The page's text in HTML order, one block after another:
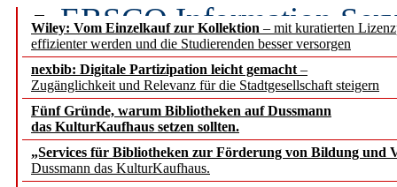
Wiley: Vom Einzelkauf zur Kollektion – mit kuratierten
effizienter werden und die Studierenden besser versorgen
nexbib: Digitale Partizipation leicht gemacht –
Zugänglichkeit und Relevanz für die Stadtgesellschaft steigern
Fünf Gründe, warum Bibliotheken auf Dussmann
das KulturKaufhaus setzen sollten.
„Services für Bibliotheken zur Förderung von Bildung und
Dussmann das KulturKaufhaus.
EBSCO Information
Recherchefunktionen in
Sorbisches Institut neu
Geschichte und